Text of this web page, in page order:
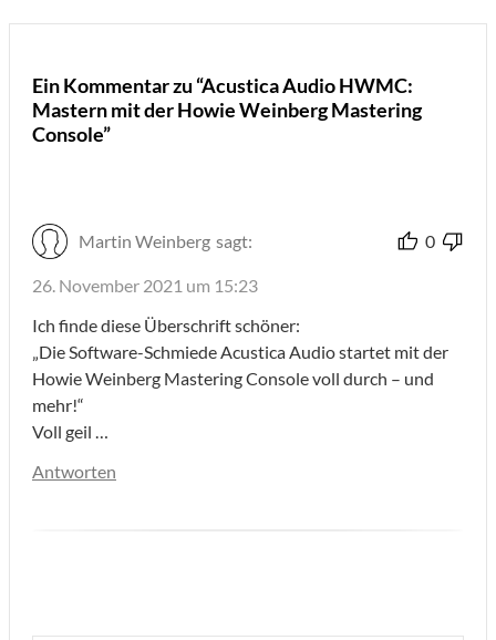
Ein Kommentar zu “Acustica Audio HWMC:
Mastern mit der Howie Weinberg Mastering
Console”
Martin Weinberg sagt: 0
26. November 2021 um 15:23
Ich finde diese Überschrift schöner:
„Die Software-Schmiede Acustica Audio startet mit der
Howie Weinberg Mastering Console voll durch – und
mehr!“
Voll geil …
Antworten